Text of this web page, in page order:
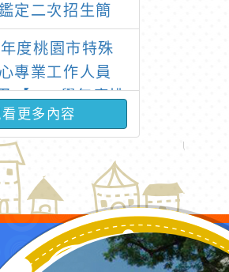
定二次招生簡
度桃園市特殊
專業工作人員
【115學年度桃
學生鑑定中心
遴選簡章】
更多內容